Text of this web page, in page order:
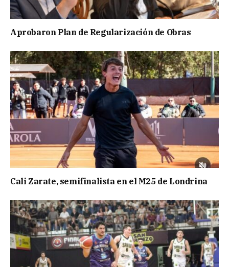
Aprobaron Plan de Regularización de Obras
Cali Zarate, semifinalista en el M25 de Londrina